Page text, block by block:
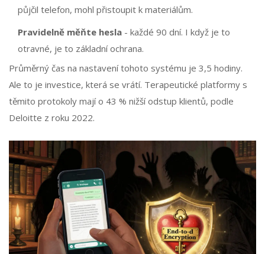
půjčil telefon, mohl přistoupit k materiálům.
Pravidelně měňte hesla - každé 90 dní. I když je to
otravné, je to základní ochrana.
Průměrný čas na nastavení tohoto systému je 3,5 hodiny.
Ale to je investice, která se vrátí. Terapeutické platformy s
těmito protokoly mají o 43 % nižší odstup klientů, podle
Deloitte z roku 2022.